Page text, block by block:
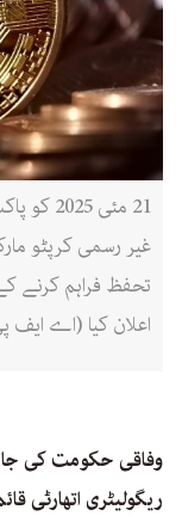
21 مئی
غیر رسمی کرپٹو
تحفظ فراہم کرنے
اعلان کیا (اے ایف
وفاقی حکومت کی
ریگولیٹری اتھارٹی